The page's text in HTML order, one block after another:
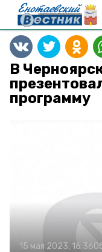
В
программу
15 мая 2023, 16:36